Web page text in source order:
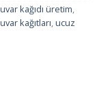
kağıdı üretim
kağıtları ucuz